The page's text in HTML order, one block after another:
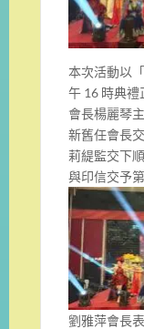
本次活動以
午 16 時典禮
會長楊麗琴
新舊任會長
莉緹監交下
與印信交予
劉雅萍會長